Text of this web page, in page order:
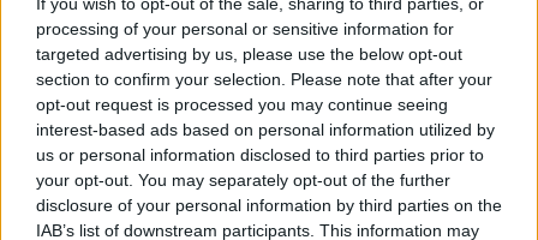
processing of your personal or sensitive information for
targeted advertising by us, please use the below opt-out
section to confirm your selection. Please note that after your
opt-out request is processed you may continue seeing
interest-based ads based on personal information utilized by
us or personal information disclosed to third parties prior to
your opt-out. You may separately opt-out of the further
disclosure of your personal information by third parties on the
IAB’s list of downstream participants. This information may